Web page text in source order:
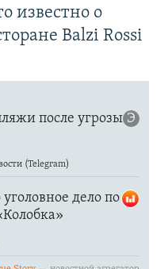
известно о
Balzi Rossi